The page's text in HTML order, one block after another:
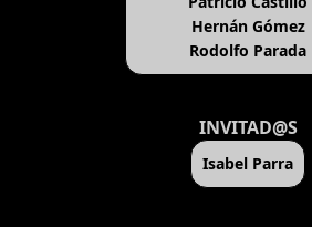
Hernán Gómez
Rodolfo Parada
INVITAD@S
Isabel Parra